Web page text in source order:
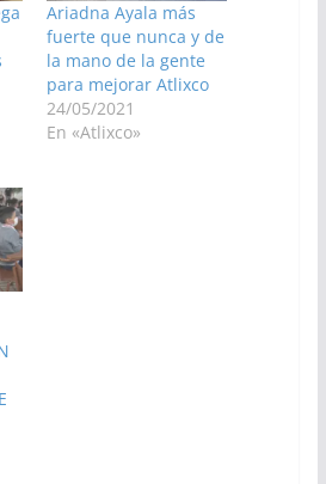
Ariadna Ayala más
fuerte que nunca y de
la mano de la gente
para mejorar Atlixco
24/05/2021
En «Atlixco»